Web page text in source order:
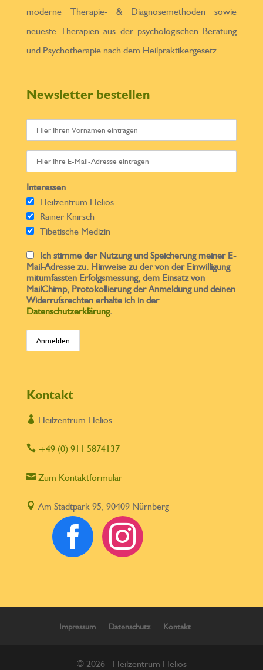
moderne Therapie- & Diagnosemethoden sowie
neueste Therapien aus der psychologischen Beratung
und Psychotherapie nach dem Heilpraktikergesetz.
Newsletter bestellen
Interessen
Heilzentrum Helios
Rainer Knirsch
Tibetische Medizin
Ich stimme der Nutzung und Speicherung meiner E-
Mail-Adresse zu. Hinweise zu der von der Einwilligung
mitumfassten Erfolgsmessung, dem Einsatz von
MailChimp, Protokollierung der Anmeldung und deinen
Widerrufsrechten erhalte ich in der
Datenschutzerklärung.
Kontakt
 Heilzentrum Helios
+49 (0) 911 5874137
Zum Kontaktformular
 Am Stadtpark 95, 90409 Nürnberg
 
Impressum Datenschutz Kontakt
© 2026 - Heilzentrum Helios